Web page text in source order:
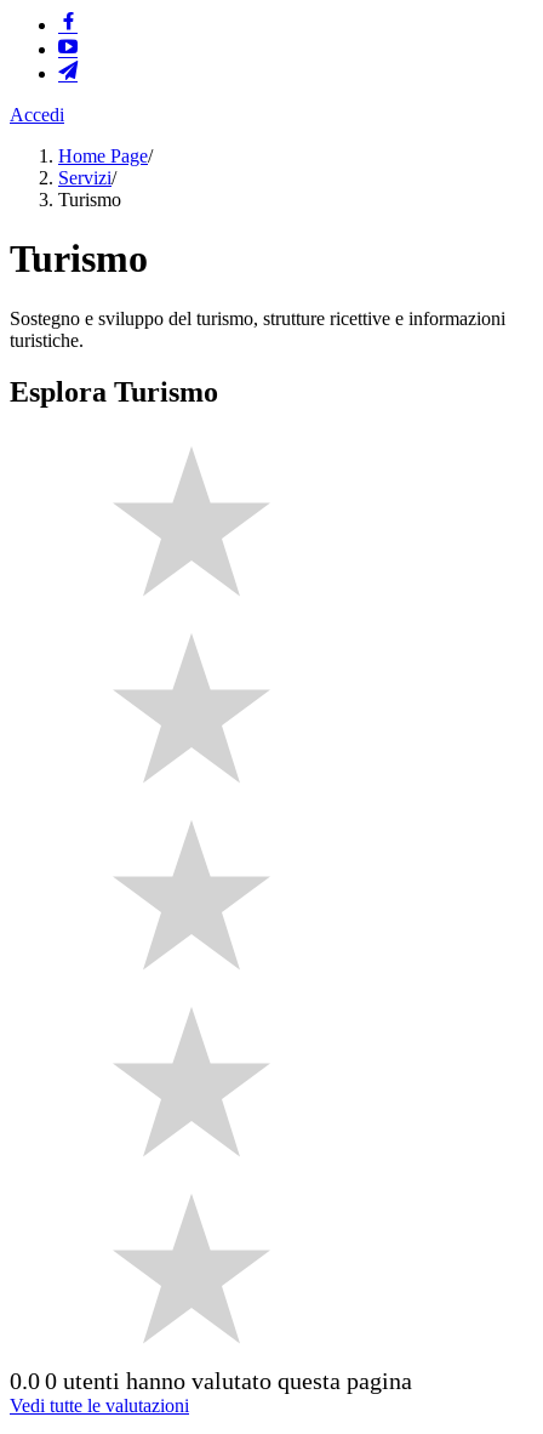
Accedi
Home Page/
Servizi/
Turismo
Turismo
Sostegno e sviluppo del turismo, strutture ricettive e informazioni
turistiche.
Esplora Turismo
0.00 utenti hanno valutato questa pagina
Vedi tutte le valutazioni